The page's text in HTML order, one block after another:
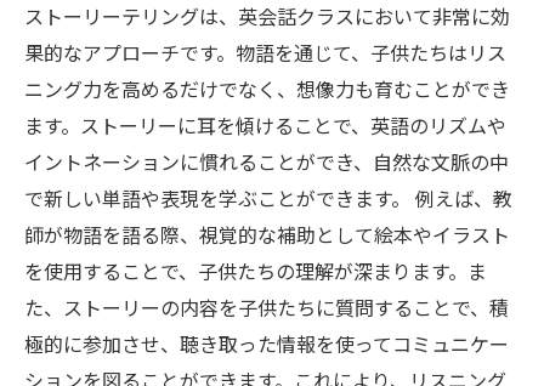
ストーリーテリングは、英会話クラスにおいて非常に効
果的なアプローチです。物語を通じて、子供たちはリス
ニング力を高めるだけでなく、想像力も育むことができ
ます。ストーリーに耳を傾けることで、英語のリズムや
イントネーションに慣れることができ、自然な文脈の中
で新しい単語や表現を学ぶことができます。 例えば、教
師が物語を語る際、視覚的な補助として絵本やイラスト
を使用することで、子供たちの理解が深まります。ま
た、ストーリーの内容を子供たちに質問することで、積
極的に参加させ、聴き取った情報を使ってコミュニケー
ションを図ることができます。これにより、リスニング